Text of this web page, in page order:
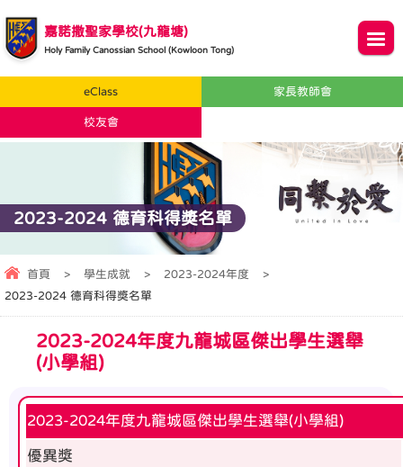
嘉諾撒聖家學校(九龍塘)
Holy Family Canossian School (Kowloon Tong)
eClass 家長教師會
校友會
2023-2024 德育科得奬名單
首頁 > 學生成就 > 2023-2024年度
>
2023-2024 德育科得奬名單
2023-2024年度九龍城區傑出學生選舉
(小學組)
2023-2024年度九龍城區傑出學生選舉(小學組)
優異獎